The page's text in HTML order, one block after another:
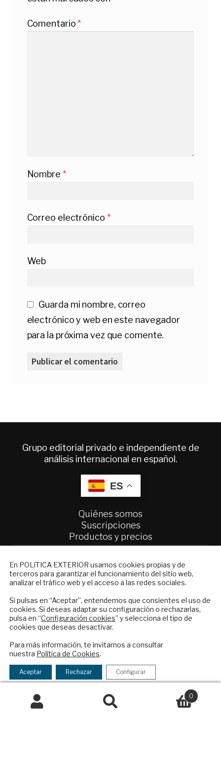
Comentario*
Nombre *
Correo electrónico *
Web
Guarda mi nombre, correo
electrónico y web en este navegador
para la próxima vez que comente.
Grupo editorial privado e independiente de
análisis internacional en español.
ES
Quiénes somos
Suscripciones
Productos y precios
Preguntas frecuentes
Condiciones generales de contratación
Colaboraciones
Contacto
Política Exterior
Informe Semanal de Política Exterior
Afkar/Ideas
© 2026 - Fundación Análisis de Política
Exterior. Todos los derechos reservados
Política de Privacidad y de Cookies
Buscar
0
En POLíTICA EXTERIOR usamos cookies propias y de
terceros para garantizar el funcionamiento del sitio web,
analizar el tráfico web y el acceso a las redes sociales.
Si pulsas en “Aceptar”, entendemos que consientes el uso de
cookies. Si deseas adaptar su configuración o rechazarlas,
pulsa en “Configuración cookies” y selecciona el tipo de
cookies que deseas desactivar.
Para más información, te invitamos a consultar
nuestra Política de Cookies.
Aceptar Rechazar Configurar
NEWSLETTER
Suscríbase a nuestro boletín electrónico y
reciba en su correo el mejor análisis
internacional en español.
Checkbox
acepto
la
política
de
política de privacidad